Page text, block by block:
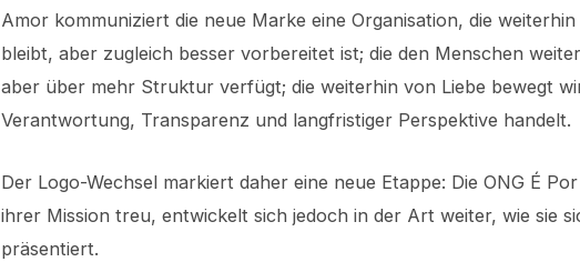
Amor kommuniziert die neue Marke eine Organisation, die
bleibt, aber zugleich besser vorbereitet ist; die den Menschen
aber über mehr Struktur verfügt; die weiterhin von Liebe bewegt
Verantwortung, Transparenz und langfristiger Perspektive handelt.
Der Logo-Wechsel markiert daher eine neue Etappe: Die ONG É
ihrer Mission treu, entwickelt sich jedoch in der Art weiter, wie sie
präsentiert.